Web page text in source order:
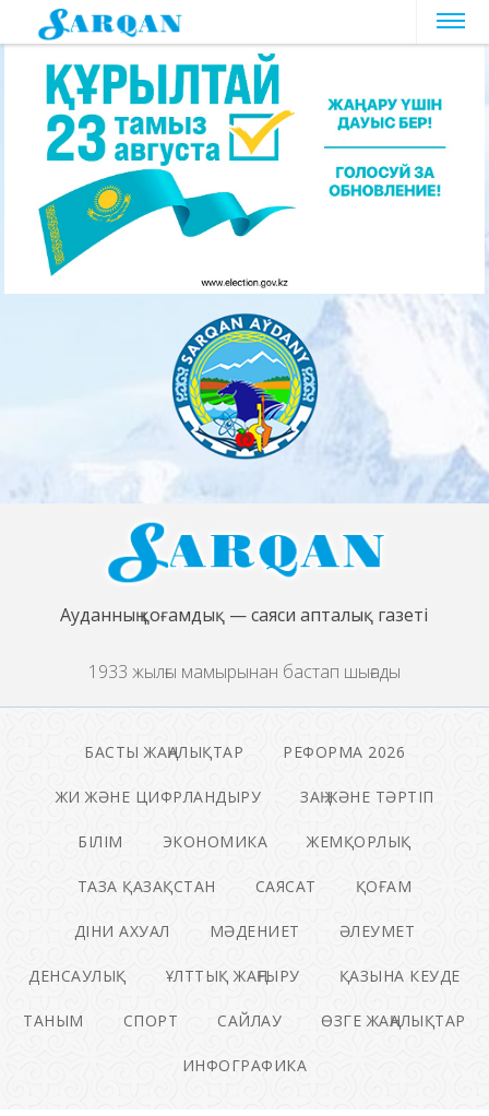
Ауданның қоғамдық — саяси апталық газеті
1933 жылғы мамырынан бастап шығады
БАСТЫ ЖАҢАЛЫҚТАР РЕФОРМА 2026
ЖИ ЖӘНЕ ЦИФРЛАНДЫРУ ЗАҢ ЖӘНЕ ТӘРТІП
БІЛІМ ЭКОНОМИКА ЖЕМҚОРЛЫҚ
ТАЗА ҚАЗАҚСТАН САЯСАТ ҚОҒАМ
ДІНИ АХУАЛ МӘДЕНИЕТ ӘЛЕУМЕТ
ДЕНСАУЛЫҚ ҰЛТТЫҚ ЖАҢҒЫРУ ҚАЗЫНА КЕУДЕ
ТАНЫМ СПОРТ САЙЛАУ ӨЗГЕ ЖАҢАЛЫҚТАР
ИНФОГРАФИКА